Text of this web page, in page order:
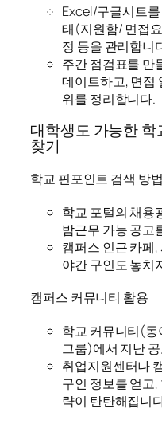
Excel/구글시트
태(지원함/ 면접
정 등을 관리합니
주간 점검표를 만
데이트하고, 면접
위를 정리합니다.
대학생도 가능한
찾기
학교 핀포인트 검색 방법
학교 포털의 채용
밤근무 가능 공고
캠퍼스 인근 카페
야간 구인도 놓치
캠퍼스 커뮤니티 활용
학교 커뮤니티(
그룹)에서 지난
취업지원센터나
구인 정보를 얻고
략이 탄탄해집니